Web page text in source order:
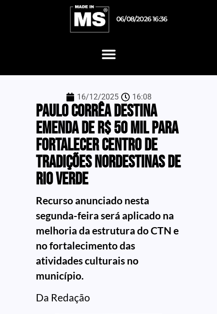
06/08/2026 16:36
16/12/2025 16:08
Paulo Corrêa destina
emenda de R$ 50 mil para
fortalecer Centro de
Tradições Nordestinas de
Rio Verde
Recurso anunciado nesta
segunda-feira será aplicado na
melhoria da estrutura do CTN e
no fortalecimento das
atividades culturais no
município.
Da Redação